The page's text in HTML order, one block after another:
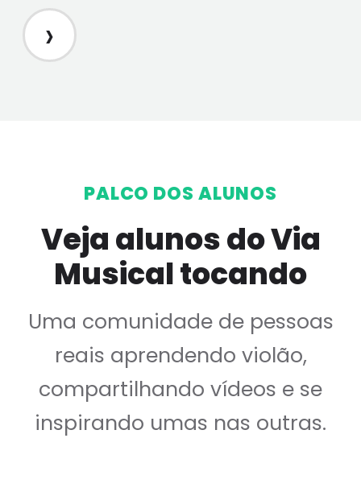
›
PALCO DOS ALUNOS
Veja alunos do Via
Musical tocando
Uma comunidade de pessoas
reais aprendendo violão,
compartilhando vídeos e se
inspirando umas nas outras.